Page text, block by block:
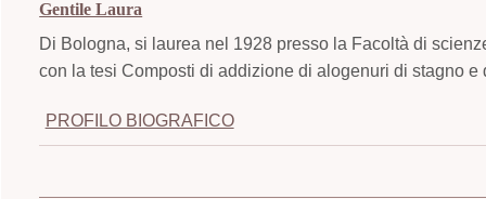
Gentile Laura
Di Bologna, si laurea nel 1928 presso la Facoltà di
con la tesi Composti di addizione di alogenuri di stagno
PROFILO BIOGRAFICO